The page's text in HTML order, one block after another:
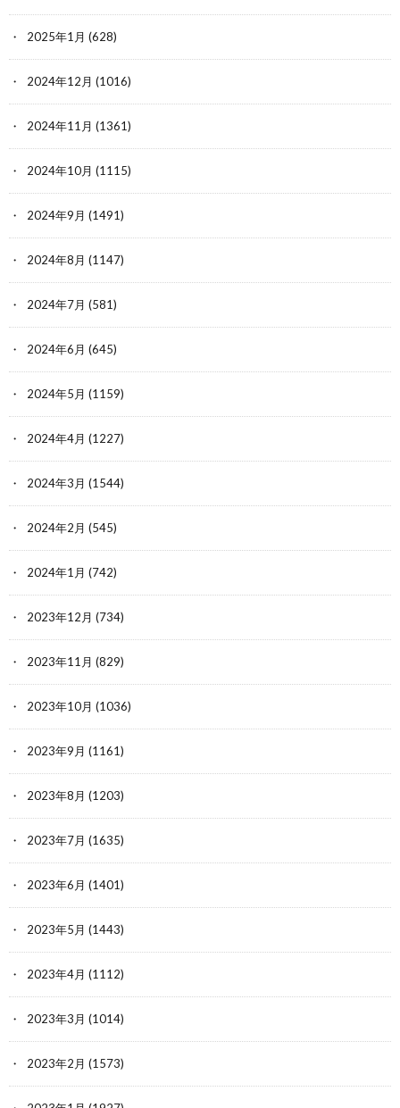
2025年1月 (628)
2024年12月 (1016)
2024年11月 (1361)
2024年10月 (1115)
2024年9月 (1491)
2024年8月 (1147)
2024年7月 (581)
2024年6月 (645)
2024年5月 (1159)
2024年4月 (1227)
2024年3月 (1544)
2024年2月 (545)
2024年1月 (742)
2023年12月 (734)
2023年11月 (829)
2023年10月 (1036)
2023年9月 (1161)
2023年8月 (1203)
2023年7月 (1635)
2023年6月 (1401)
2023年5月 (1443)
2023年4月 (1112)
2023年3月 (1014)
2023年2月 (1573)